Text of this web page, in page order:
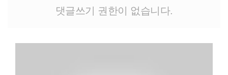
댓글쓰기 권한이 없습니다.